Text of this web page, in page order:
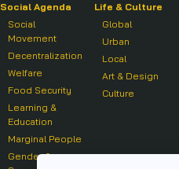
Social Agenda
Social
Movement
Decentralization
Welfare
Food Security
Learning &
Education
Marginal People
Gender &
Life & Culture
Global
Urban
Local
Art & Design
Culture